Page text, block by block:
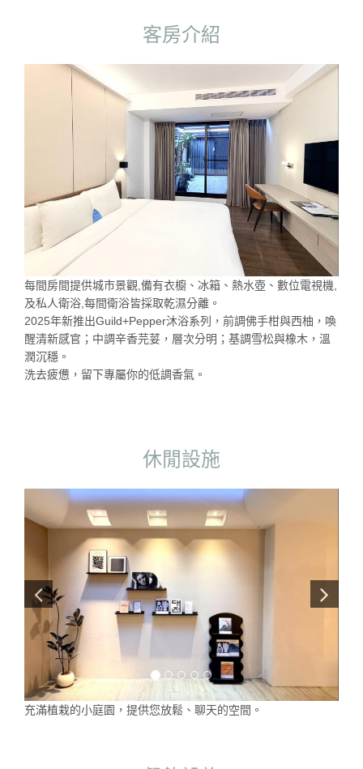
客房介紹
每間房間提供城市景觀,備有衣櫥、冰箱、熱水壺、數位電視機,
及私人衛浴,每間衛浴皆採取乾濕分離。
2025年新推出Guild+Pepper沐浴系列，前調佛手柑與西柚，喚
醒清新感官；中調辛香芫荽，層次分明；基調雪松與橡木，溫
潤沉穩。
洗去疲憊，留下專屬你的低調香氣。
休閒設施
充滿植栽的小庭園，提供您放鬆、聊天的空間。